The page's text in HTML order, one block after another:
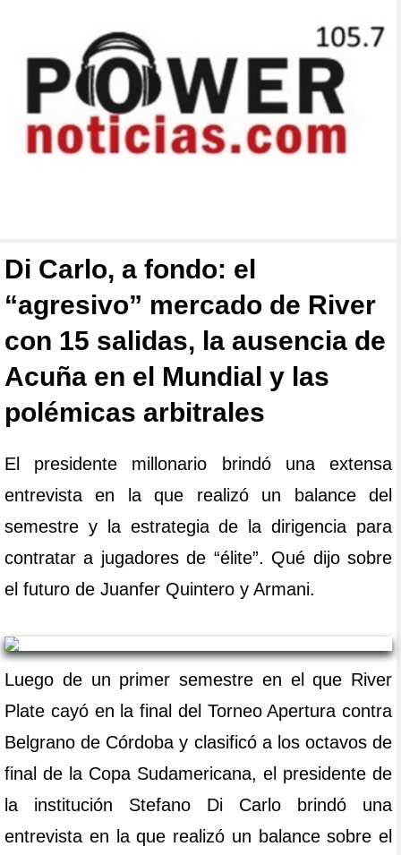
Di Carlo, a fondo: el
“agresivo” mercado de River
con 15 salidas, la ausencia de
Acuña en el Mundial y las
polémicas arbitrales
El presidente millonario brindó una extensa
entrevista en la que realizó un balance del
semestre y la estrategia de la dirigencia para
contratar a jugadores de “élite”. Qué dijo sobre
el futuro de Juanfer Quintero y Armani.
Luego de un primer semestre en el que River
Plate cayó en la final del Torneo Apertura contra
Belgrano de Córdoba y clasificó a los octavos de
final de la Copa Sudamericana, el presidente de
la institución Stefano Di Carlo brindó una
entrevista en la que realizó un balance sobre el